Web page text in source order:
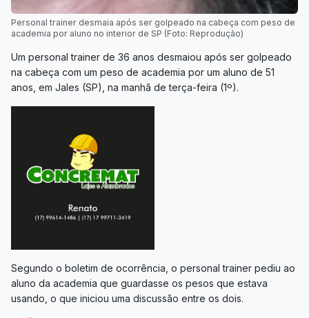
Personal trainer desmaia após ser golpeado na cabeça com peso de
academia por aluno no interior de SP (Foto: Reprodução)
Um personal trainer de 36 anos desmaiou após ser golpeado
na cabeça com um peso de academia por um aluno de 51
anos, em Jales (SP), na manhã de terça-feira (1º).
Segundo o boletim de ocorrência, o personal trainer pediu ao
aluno da academia que guardasse os pesos que estava
usando, o que iniciou uma discussão entre os dois.